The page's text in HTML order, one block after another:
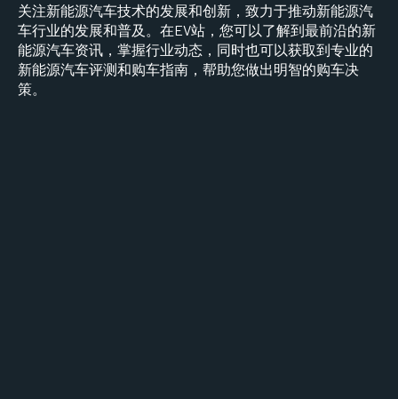
关注新能源汽车技术的发展和创新，致力于推动新能源汽
车行业的发展和普及。在EV站，您可以了解到最前沿的新
能源汽车资讯，掌握行业动态，同时也可以获取到专业的
新能源汽车评测和购车指南，帮助您做出明智的购车决
策。